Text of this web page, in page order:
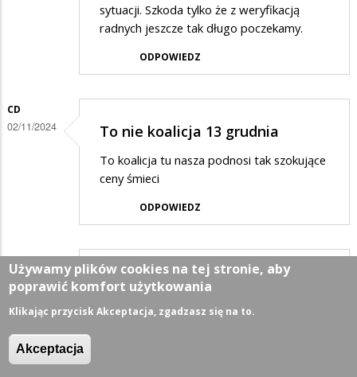
sytuacji. Szkoda tylko że z weryfikacją
radnych jeszcze tak długo poczekamy.
ODPOWIEDZ
CD
02/11/2024 To nie koalicja 13 grudnia
To koalicja tu nasza podnosi tak szokujące
ceny śmieci
ODPOWIEDZ
MIESZKANIEC
02/11/2024 Bardzo prosimy Pana…
Bardzo prosimy Pana Prezydenta o
Używamy plików cookies na tej stronie, aby
poprawić komfort użytkowania
Klikając przycisk Akceptacja, zgadzasz się na to.
Akceptacja